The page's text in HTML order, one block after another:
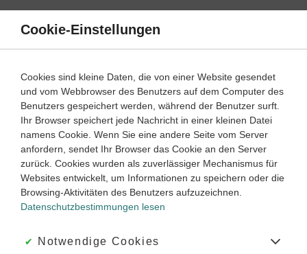
Direkt
Inhalt
Biologie 5. ‐ 6. Klasse
Die Lehre von Vögeln
Dauer: 5 Minuten
Empfohlen von
Tutorin Julia
VIDEOS, AUFGABEN UND ÜBUNGEN ZUGEHÖRIGE KLASSENARBEITEN
Cookie-Einstellungen
Cookies sind kleine Daten, die von einer Website gesendet
und vom Webbrowser des Benutzers auf dem Computer des
Benutzers gespeichert werden, während der Benutzer surft.
Ihr Browser speichert jede Nachricht in einer kleinen Datei
namens Cookie. Wenn Sie eine andere Seite vom Server
anfordern, sendet Ihr Browser das Cookie an den Server
zurück. Cookies wurden als zuverlässiger Mechanismus für
Websites entwickelt, um Informationen zu speichern oder die
Browsing-Aktivitäten des Benutzers aufzuzeichnen.
Datenschutzbestimmungen lesen
Akzeptiert:
Notwendige Cookies